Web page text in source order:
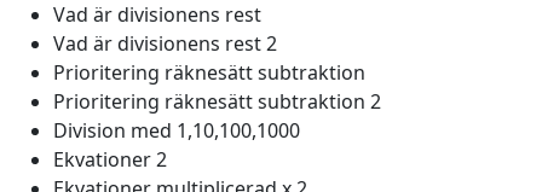
Vad är divisionens rest
Vad är divisionens rest 2
Prioritering räknesätt subtraktion
Prioritering räknesätt subtraktion 2
Division med 1,10,100,1000
Ekvationer 2